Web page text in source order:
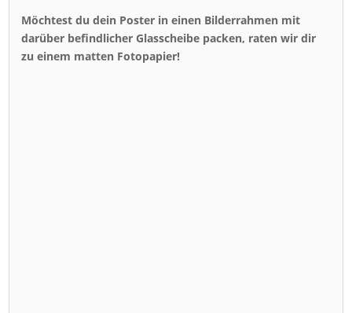
Möchtest du dein Poster in einen Bilderrahmen mit
darüber befindlicher Glasscheibe packen, raten wir dir
zu einem matten Fotopapier!